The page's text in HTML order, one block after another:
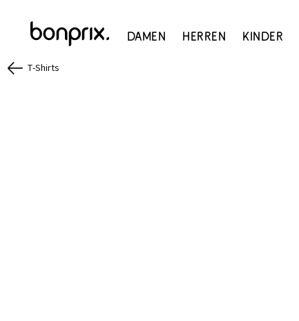
Damen Herren Kinder
T-Shirts